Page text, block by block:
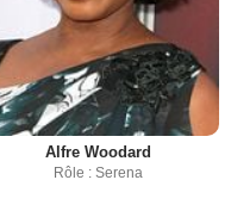
Alfre Woodard
Rôle : Serena